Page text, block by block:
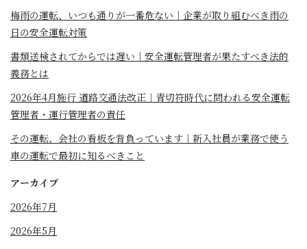
梅雨の運転、いつも通りが一番危ない｜企業が取り組むべき雨の
日の安全運転対策
書類送検されてからでは遅い｜安全運転管理者が果たすべき法的
義務とは
2026年4月施行 道路交通法改正｜青切符時代に問われる安全運転
管理者・運行管理者の責任
その運転、会社の看板を背負っています｜新入社員が業務で使う
車の運転で最初に知るべきこと
アーカイブ
2026年7月
2026年5月